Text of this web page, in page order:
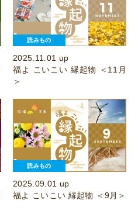
読みもの
2025.11.01 up
福よ こいこい 縁起物 ＜11月
＞
読みもの
2025.09.01 up
福よ こいこい 縁起物 ＜9月＞